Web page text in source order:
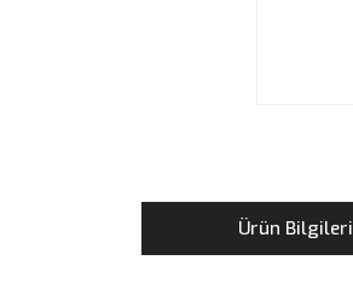
Ürün Bilgileri